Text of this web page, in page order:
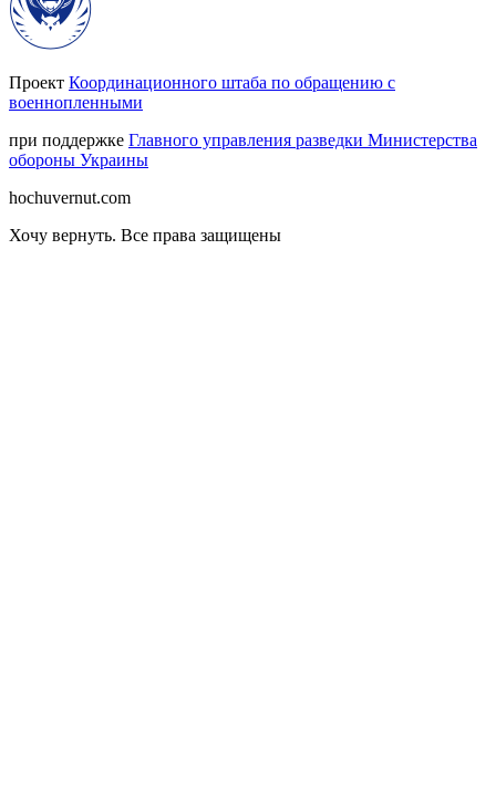
Проект Координационного штаба по обращению с
военнопленными
при поддержке Главного управления разведки Министерства
обороны Украины
hochuvernut.com
Хочу вернуть. Все права защищены